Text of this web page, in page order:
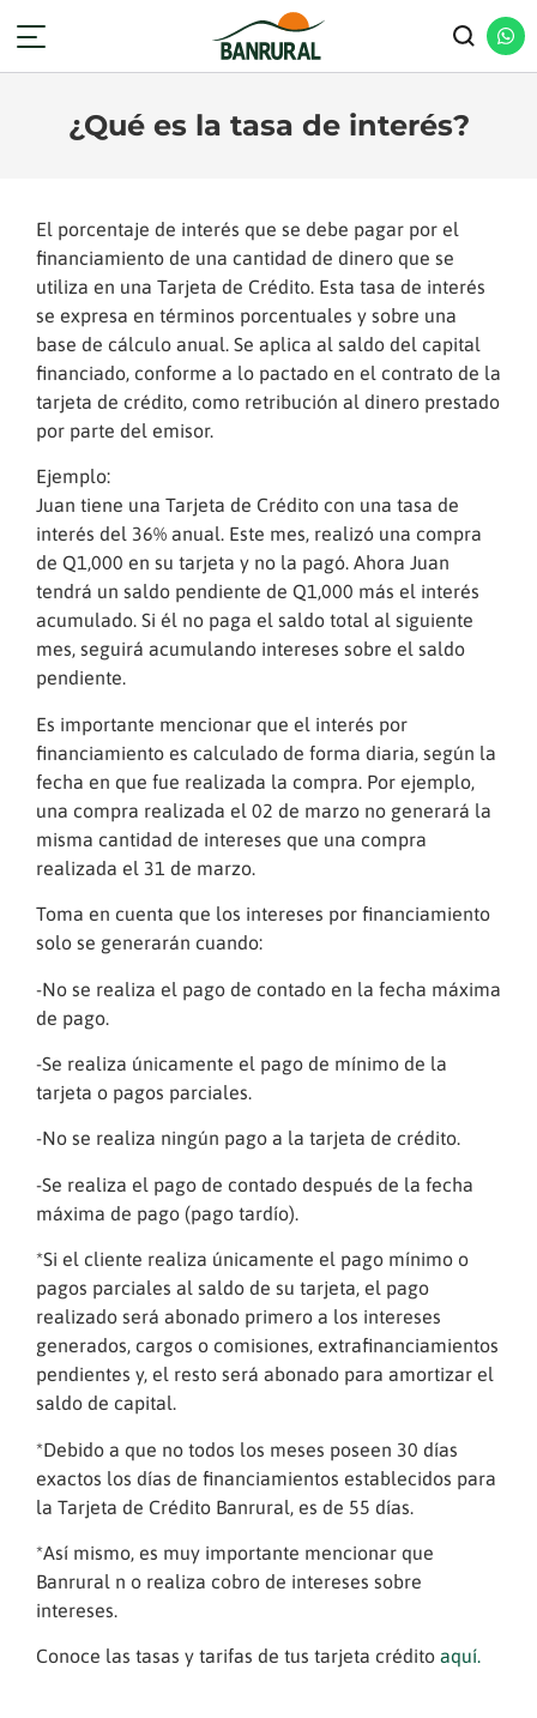
¿Qué es la tasa de interés?
El porcentaje de interés que se debe pagar por el
financiamiento de una cantidad de dinero que se
utiliza en una Tarjeta de Crédito. Esta tasa de interés
se expresa en términos porcentuales y sobre una
base de cálculo anual. Se aplica al saldo del capital
financiado, conforme a lo pactado en el contrato de la
tarjeta de crédito, como retribución al dinero prestado
por parte del emisor.
Ejemplo:
Juan tiene una Tarjeta de Crédito con una tasa de
interés del 36% anual. Este mes, realizó una compra
de Q1,000 en su tarjeta y no la pagó. Ahora Juan
tendrá un saldo pendiente de Q1,000 más el interés
acumulado. Si él no paga el saldo total al siguiente
mes, seguirá acumulando intereses sobre el saldo
pendiente.
Es importante mencionar que el interés por
financiamiento es calculado de forma diaria, según la
fecha en que fue realizada la compra. Por ejemplo,
una compra realizada el 02 de marzo no generará la
misma cantidad de intereses que una compra
realizada el 31 de marzo.
Toma en cuenta que los intereses por financiamiento
solo se generarán cuando:
-No se realiza el pago de contado en la fecha máxima
de pago.
-Se realiza únicamente el pago de mínimo de la
tarjeta o pagos parciales.
-No se realiza ningún pago a la tarjeta de crédito.
-Se realiza el pago de contado después de la fecha
máxima de pago (pago tardío).
*Si el cliente realiza únicamente el pago mínimo o
pagos parciales al saldo de su tarjeta, el pago
realizado será abonado primero a los intereses
generados, cargos o comisiones, extrafinanciamientos
pendientes y, el resto será abonado para amortizar el
saldo de capital.
*Debido a que no todos los meses poseen 30 días
exactos los días de financiamientos establecidos para
la Tarjeta de Crédito Banrural, es de 55 días.
*Así mismo, es muy importante mencionar que
Banrural n o realiza cobro de intereses sobre
intereses.
Conoce las tasas y tarifas de tus tarjeta crédito aquí.